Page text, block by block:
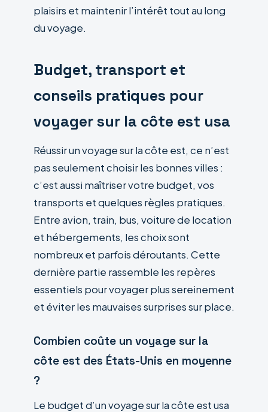
plaisirs et maintenir l’intérêt tout au long
du voyage.
Budget, transport et
conseils pratiques pour
voyager sur la côte est usa
Réussir un voyage sur la côte est, ce n’est
pas seulement choisir les bonnes villes :
c’est aussi maîtriser votre budget, vos
transports et quelques règles pratiques.
Entre avion, train, bus, voiture de location
et hébergements, les choix sont
nombreux et parfois déroutants. Cette
dernière partie rassemble les repères
essentiels pour voyager plus sereinement
et éviter les mauvaises surprises sur place.
Combien coûte un voyage sur la
côte est des États-Unis en moyenne
?
Le budget d’un voyage sur la côte est usa